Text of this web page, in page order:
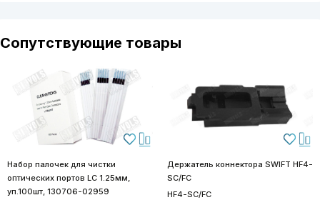
Сопутствующие товары
Набор палочек для чистки
оптических портов LC 1.25мм,
уп.100шт, 130706-02959
Держатель коннектора SWIFT HF4-
SC/FC
HF4-SC/FC